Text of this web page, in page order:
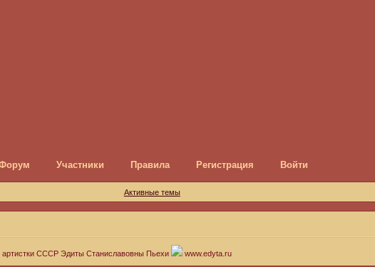
Участники Правила Регистрация Войти
Активные темы
СССР Эдиты Станиславовны Пьехи www.edyta.ru